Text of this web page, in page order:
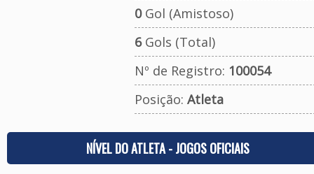
0Gol (Amistoso)
6Gols (Total)
Nº de Registro: 100054
Posição: Atleta
NÍVEL DO ATLETA - JOGOS OFICIAIS